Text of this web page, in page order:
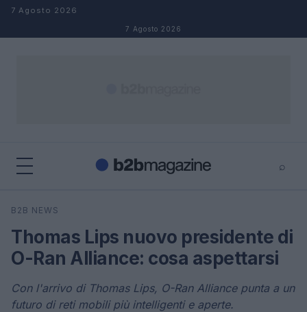
Salta al contenuto
7 Agosto 2026
7 Agosto 2026
⌕
Cerca
B2B NEWS
Thomas Lips nuovo presidente di
O-Ran Alliance: cosa aspettarsi
Con l'arrivo di Thomas Lips, O-Ran Alliance punta a un
futuro di reti mobili più intelligenti e aperte.